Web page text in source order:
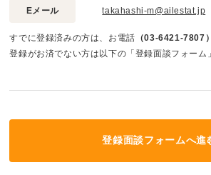
Eメール takahashi-m@ailestat.jp
すでに登録済みの方は、お電話 （03-6421-7807）
登録がお済でない方は以下の「登録面談フォーム
登録面談フォームへ進